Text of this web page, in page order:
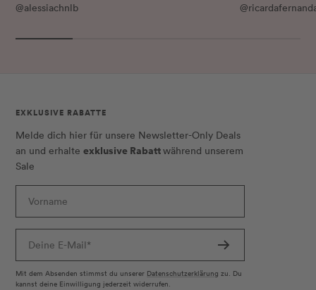
@alessiachnlb
EXKLUSIVE RABATTE
Melde dich hier für unsere Newsletter-Only Deals
an und erhalte exklusive Rabattwährend unserem
Sale
Vorname
Deine E-Mail*
Mit dem Absenden stimmst du unserer Datenschutzerklärung zu. Du
kannst deine Einwilligung jederzeit widerrufen.